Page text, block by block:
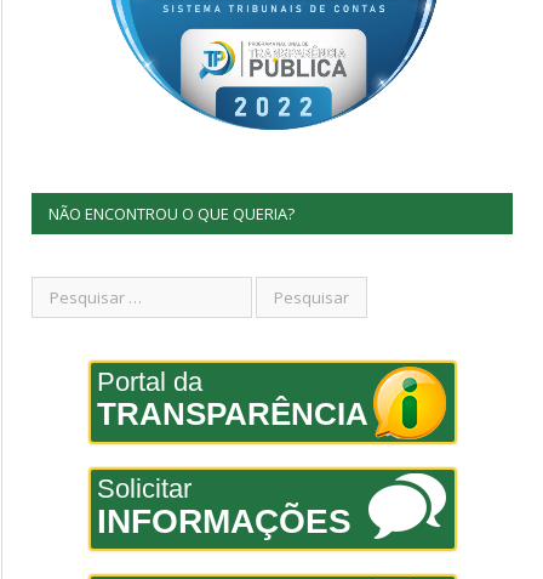
NÃO ENCONTROU O QUE QUERIA?
Portal da
TRANSPARÊNCIA
Solicitar
INFORMAÇÕES